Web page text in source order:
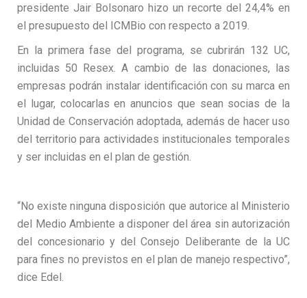
presidente Jair Bolsonaro hizo un recorte del 24,4% en
el presupuesto del ICMBio con respecto a 2019.
En la primera fase del programa, se cubrirán 132 UC,
incluidas 50 Resex. A cambio de las donaciones, las
empresas podrán instalar identificación con su marca en
el lugar, colocarlas en anuncios que sean socias de la
Unidad de Conservación adoptada, además de hacer uso
del territorio para actividades institucionales temporales
y ser incluidas en el plan de gestión.
“No existe ninguna disposición que autorice al Ministerio
del Medio Ambiente a disponer del área sin autorización
del concesionario y del Consejo Deliberante de la UC
para fines no previstos en el plan de manejo respectivo”,
dice Edel.